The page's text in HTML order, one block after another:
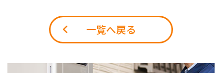
一覧へ戻る